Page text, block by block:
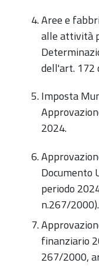
Aree e
alle attività
dell'art. 172
Imposta
2024.
Documento
periodo
n.267/2000).
finanziario
267/2000,